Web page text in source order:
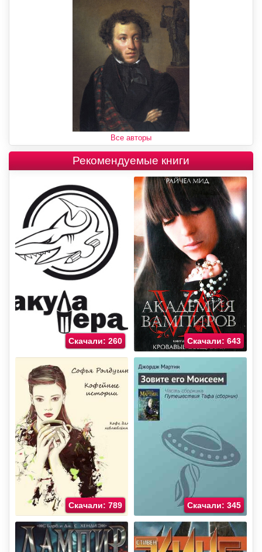
Все авторы
Рекомендуемые книги
Скачали: 260 Скачали: 643
Скачали: 789 Скачали: 345